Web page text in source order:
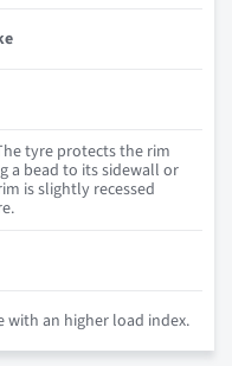
tyre protects the rim
a bead to its sidewall or
is slightly recessed
with an higher load index.